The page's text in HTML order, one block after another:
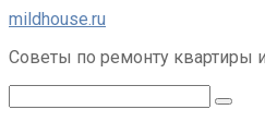
Перейти
контенту
mildhouse.ru
Советы по ремонту квартиры